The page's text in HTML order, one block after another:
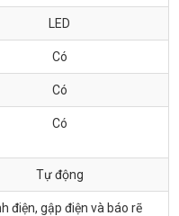
LED
Có
Có
Có
Tự động
điện, gập điện và báo rẽ